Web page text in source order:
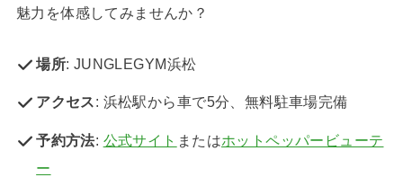
魅力を体感してみませんか？
場所: JUNGLEGYM浜松
アクセス: 浜松駅から車で5分、無料駐車場完備
予約方法: 公式サイト またはホットペッパービューテ
ー